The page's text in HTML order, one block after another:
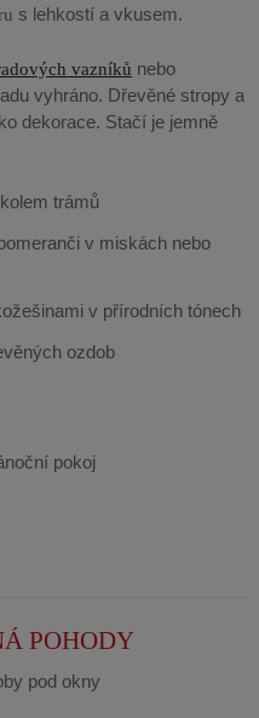
s lehkostí a vkusem.
vazníků nebo
vyhráno. Dřevěné stropy a
dekorace. Stačí je jemně
trámů
v miskách nebo
v přírodních tónech
ozdob
POHODY